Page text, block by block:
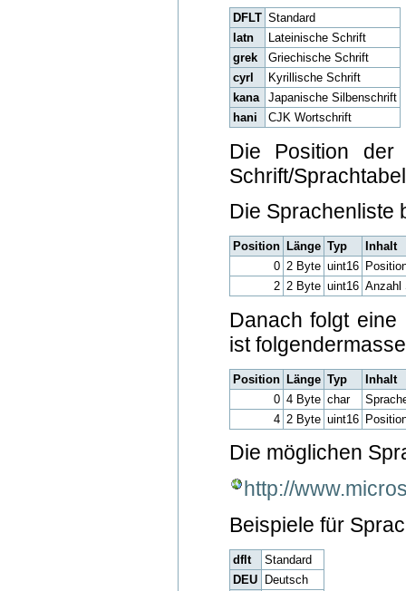
DFLT Standard
latn
Lateinische Schrift
grek
Griechische Schrift
cyrl
Kyrillische Schrift
kana
Japanische Silbenschrift
hani
CJK Wortschrift
Die Position der
Schrift/
Die Sprachenliste
Position Länge Typ
Inhalt
0 2 Byte uint16
2 2 Byte uint16 Anzahl
Danach folgt
ist
Position Länge Typ
Inhalt
0 4 Byte char
4 2 Byte uint16
Die möglichen
http://
Beispiele für
dflt
Standard
DEU
Deutsch